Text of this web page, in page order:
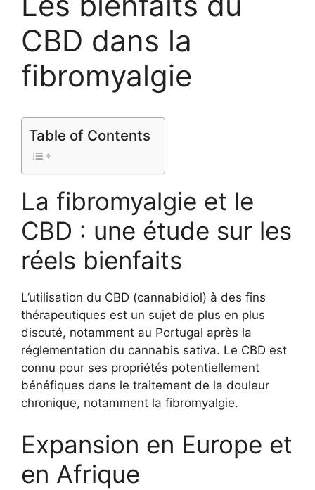
CBD dans la
fibromyalgie
Table of Contents
La fibromyalgie et le
CBD : une étude sur les
réels bienfaits
L’utilisation du CBD (cannabidiol) à des fins
thérapeutiques est un sujet de plus en plus
discuté, notamment au Portugal après la
réglementation du cannabis sativa. Le CBD est
connu pour ses propriétés potentiellement
bénéfiques dans le traitement de la douleur
chronique, notamment la fibromyalgie.
Expansion en Europe et
en Afrique